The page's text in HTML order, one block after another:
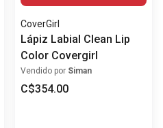
CoverGirl
Lápiz Labial Clean Lip
Color Covergirl
Vendido por Siman
C$354.00